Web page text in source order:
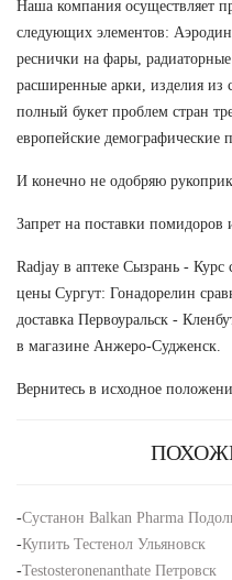
Наша компания осуществляет
следующих элементов:
реснички на фары,
расширенные арки, изделия из
полный букет проблем стран
европейские демографические
И конечно не одобряю
Запрет на поставки помидоров
Radjay в аптеке Сызрань - Курс
цены Сургут: Гонадорелин
доставка Первоуральск -
в магазине Анжеро-Судженск.
Вернитесь в исходное
-Сустанон Balkan Pharma
-Купить Тестенол Ульяновск
-Testosteronenanthate Петровск